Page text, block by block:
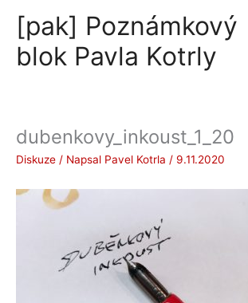
obsah
[pak] Poznámkový
blok Pavla Kotrly
dubenkovy_inkoust_1_20
Diskuze / Napsal Pavel Kotrla / 9.11.2020